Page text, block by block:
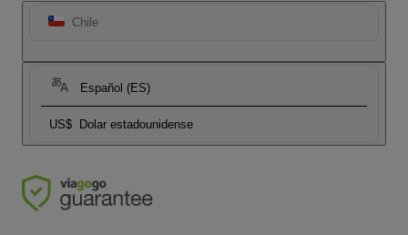
Chile
Español (ES)
US$ Dolar estadounidense